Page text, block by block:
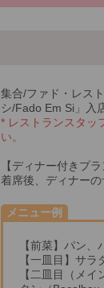
集合/ファド・レス
シ/Fado Em Si」入
* レストランスタッ
い。
【ディナー付きプラ
着席後、ディナーの
メニュー例
【前菜】パン
【一皿目】サラ
【二皿目（メ